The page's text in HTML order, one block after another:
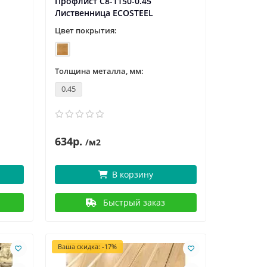
Лиственница ECOSTEEL
Цвет покрытия:
Толщина металла, мм:
0.45
634р. /м2
В корзину
Быстрый заказ
Ваша скидка: -17%